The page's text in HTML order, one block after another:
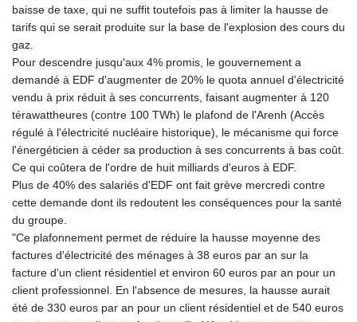
baisse de taxe, qui ne suffit toutefois pas à limiter la hausse de
tarifs qui se serait produite sur la base de l'explosion des cours du
gaz.
Pour descendre jusqu'aux 4% promis, le gouvernement a
demandé à EDF d'augmenter de 20% le quota annuel d'électricité
vendu à prix réduit à ses concurrents, faisant augmenter à 120
térawattheures (contre 100 TWh) le plafond de l'Arenh (Accès
régulé à l'électricité nucléaire historique), le mécanisme qui force
l'énergéticien à céder sa production à ses concurrents à bas coût.
Ce qui coûtera de l'ordre de huit milliards d'euros à EDF.
Plus de 40% des salariés d'EDF ont fait grève mercredi contre
cette demande dont ils redoutent les conséquences pour la santé
du groupe.
"Ce plafonnement permet de réduire la hausse moyenne des
factures d'électricité des ménages à 38 euros par an sur la
facture d'un client résidentiel et environ 60 euros par an pour un
client professionnel. En l'absence de mesures, la hausse aurait
été de 330 euros par an pour un client résidentiel et de 540 euros